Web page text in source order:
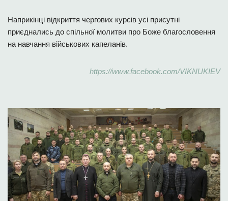
Наприкінці відкриття чергових курсів усі присутні
приєднались до спільної молитви про Боже благословення
на навчання військових капеланів.
https://www.facebook.com/VIKNUKIEV